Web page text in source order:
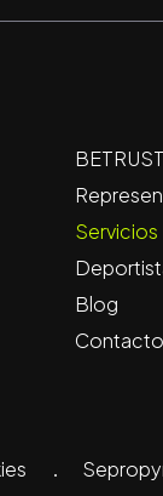
BETRUST
Servicios
Blog
Contacto